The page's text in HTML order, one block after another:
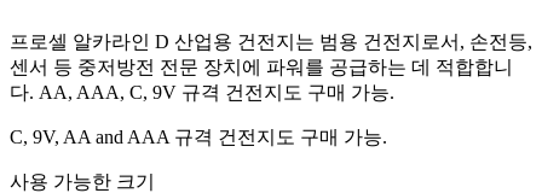
프로셀 알카라인 D 산업용 건전지는 범용 건전지로서, 손전등,
센서 등 중저방전 전문 장치에 파워를 공급하는 데 적합합니
다. AA, AAA, C, 9V 규격 건전지도 구매 가능.
C, 9V, AA and AAA 규격 건전지도 구매 가능.
사용 가능한 크기